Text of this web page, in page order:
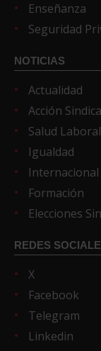
Enseñanza
Seguridad
NOTICIAS
Actualidad
Acción
Salud Laboral
Igualdad
Internacional
Formación
Elecciones
REDES
X
Facebook
Telegram
Linkedin